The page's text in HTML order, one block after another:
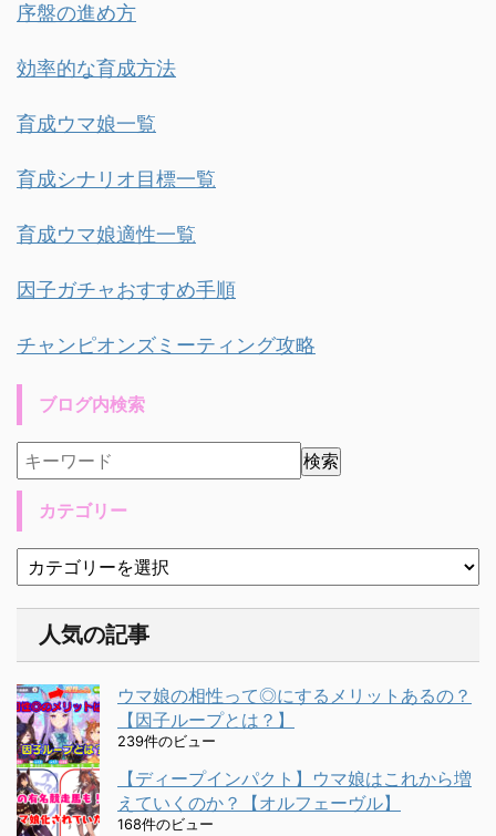
序盤の進め方
効率的な育成方法
育成ウマ娘一覧
育成シナリオ目標一覧
育成ウマ娘適性一覧
因子ガチャおすすめ手順
チャンピオンズミーティング攻略
ブログ内検索
カテゴリー
人気の記事
ウマ娘の相性って◎にするメリットあるの？
【因子ループとは？】
239件のビュー
【ディープインパクト】ウマ娘はこれから増
えていくのか？【オルフェーヴル】
168件のビュー